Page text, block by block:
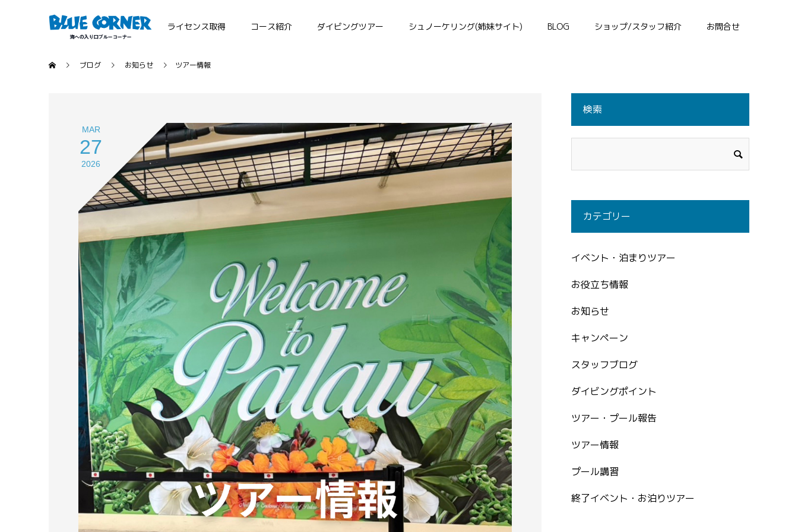
ライセンス取得 コース紹介 ダイビングツアー シュノーケリング(姉妹サイト) BLOG ショップ/スタッフ紹介 お問合せ
ブログ お知らせ ツアー情報
MAR
27
2026
検索
カテゴリー
イベント・泊まりツアー
お役立ち情報
お知らせ
キャンペーン
スタッフブログ
ダイビングポイント
ツアー・プール報告
ツアー情報
プール講習
終了イベント・お泊りツアー